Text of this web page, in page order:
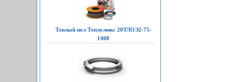
Теплый пол Теплолюкс 20ТЛОЭ2-75-
1400